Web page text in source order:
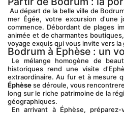
mer Égée, votre excursion d'une
commence. Débordant de plages
animée et de charmantes
voyage exquis qui vous invite vers
Bodrum à Éphèse : un
historiques rend une visite
extraordinaire. Au fur et à mesure
Éphèse se déroule, vous
long sur le riche patrimoine de la
géographiques.